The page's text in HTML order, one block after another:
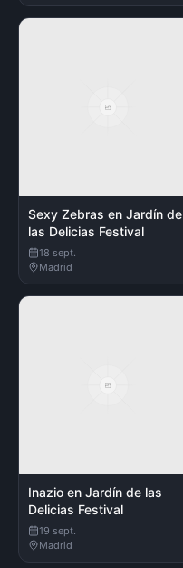
Sexy Zebras en Jardín de
las Delicias Festival
18 sept.
Madrid
Inazio en Jardín de las
Delicias Festival
19 sept.
Madrid